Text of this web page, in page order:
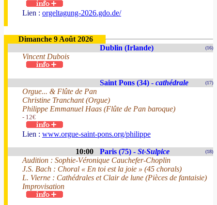
Lien : orgeltagung-2026.gdo.de/
Dimanche 9 Août 2026
Dublin (Irlande)
(16)
Vincent Dubois
Saint Pons (34) - cathédrale (17)
Orgue... & Flûte de Pan
Christine Tranchant (Orgue)
Philippe Emmanuel Haas (Flûte de Pan baroque)
- 12€
Lien : www.orgue-saint-pons.org/philippe
10:00 Paris (75) - St-Sulpice (18)
Audition : Sophie-Véronique Cauchefer-Choplin
J.S. Bach : Choral « En toi est la joie » (45 chorals)
L. Vierne : Cathédrales et Clair de lune (Pièces de fantaisie)
Improvisation